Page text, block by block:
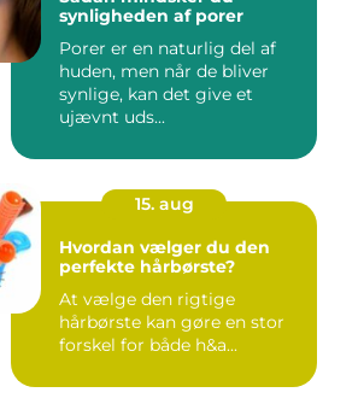
synligheden af porer
Porer er en naturlig del af
huden, men når de bliver
synlige, kan det give et
ujævnt uds...
15. aug
Hvordan vælger du den
perfekte hårbørste?
At vælge den rigtige
hårbørste kan gøre en stor
forskel for både h&a...